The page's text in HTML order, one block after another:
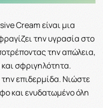
Cream είναι μια
την υγρασία στο
την απώλεια,
σφριγηλότητα.
επιδερμίδα. Νιώστε
και ενυδατωμένο όλη